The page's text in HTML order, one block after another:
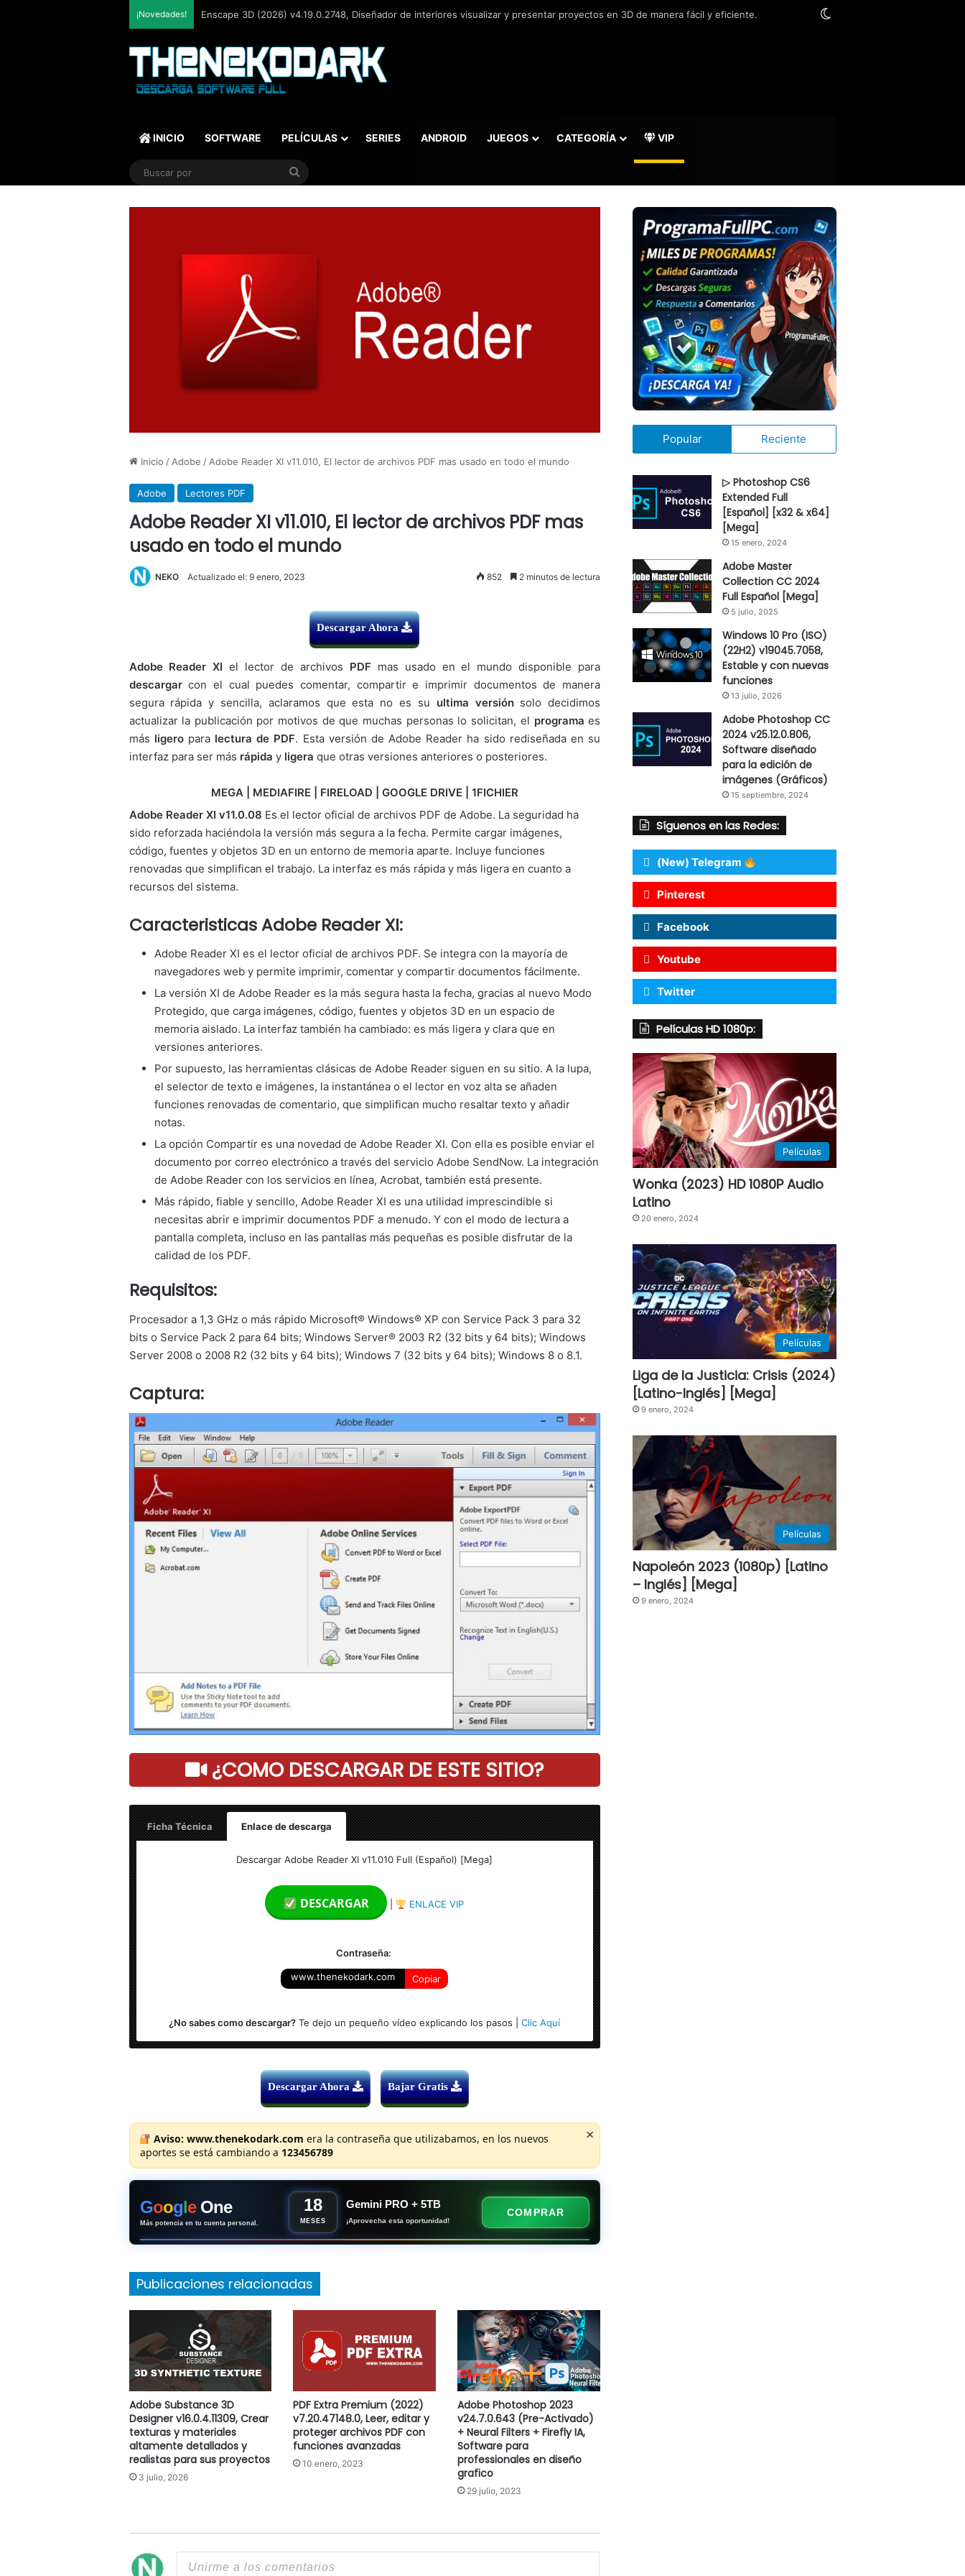
¡Novedades! Enscape 3D (2026) v4.19.0.2748, Diseñador de interiores visualizar y presentar proyectos en 3D de manera fácil y eficiente.
INICIO SOFTWARE PELÍCULAS SERIES ANDROID JUEGOS CATEGORÍA VIP
Buscar
Inicio / Adobe / Adobe Reader XI v11.010, El lector de archivos PDF mas usado en todo el mundo
Adobe Lectores PDF
Adobe Reader XI v11.010, El lector de archivos PDF mas
usado en todo el mundo
NEKO Actualizado el: 9 enero, 2023 852 2 minutos de lectura
Descargar Ahora
Adobe Reader XI el lector de archivos PDF mas usado en el mundo disponible para
descargarcon el cual puedes comentar, compartir e imprimir documentos de manera
segura rápida y sencilla, aclaramos que esta no es su ultima versión solo decidimos
actualizar la publicación por motivos de que muchas personas lo solicitan, el programa es
más ligero paralectura de PDF. Esta versión de Adobe Reader ha sido rediseñada en su
interfaz para ser más rápida y ligera que otras versiones anteriores o posteriores.
MEGA | MEDIAFIRE | FIRELOAD | GOOGLE DRIVE | 1FICHIER
Adobe Reader XI v11.0.08 Es el lector oficial de archivos PDF de Adobe. La seguridad ha
sido reforzada haciéndola la versión más segura a la fecha. Permite cargar imágenes,
código, fuentes y objetos 3D en un entorno de memoria aparte. Incluye funciones
renovadas que simplifican el trabajo. La interfaz es más rápida y más ligera en cuanto a
recursos del sistema.
Caracteristicas Adobe Reader XI:
Adobe Reader XI es el lector oficial de archivos PDF. Se integra con la mayoría de
navegadores web y permite imprimir, comentar y compartir documentos fácilmente.
La versión XI de Adobe Reader es la más segura hasta la fecha, gracias al nuevo Modo
Protegido, que carga imágenes, código, fuentes y objetos 3D en un espacio de
memoria aislado. La interfaz también ha cambiado: es más ligera y clara que en
versiones anteriores.
Por supuesto, las herramientas clásicas de Adobe Reader siguen en su sitio. A la lupa,
el selector de texto e imágenes, la instantánea o el lector en voz alta se añaden
funciones renovadas de comentario, que simplifican mucho resaltar texto y añadir
notas.
La opción Compartir es una novedad de Adobe Reader XI. Con ella es posible enviar el
documento por correo electrónico a través del servicio Adobe SendNow. La integración
de Adobe Reader con los servicios en línea, Acrobat, también está presente.
Más rápido, fiable y sencillo, Adobe Reader XI es una utilidad imprescindible si
necesitas abrir e imprimir documentos PDF a menudo. Y con el modo de lectura a
pantalla completa, incluso en las pantallas más pequeñas es posible disfrutar de la
calidad de los PDF.
Requisitos:
Procesador a 1,3 GHz o más rápido Microsoft® Windows® XP con Service Pack 3 para 32
bits o Service Pack 2 para 64 bits; Windows Server® 2003 R2 (32 bits y 64 bits); Windows
Server 2008 o 2008 R2 (32 bits y 64 bits); Windows 7 (32 bits y 64 bits); Windows 8 o 8.1.
Captura:
¿COMO DESCARGAR DE ESTE SITIO?
Ficha Técnica
Enlace de descarga
Sistema Operativo: Windows (Todas las versiones)
Descargar Adobe Reader XI v11.010 Full (Español) [Mega]
DESCARGAR ENLACE VIP
Contraseña:
www.thenekodark.com Copiar
¿No sabes como descargar? Te dejo un pequeño vídeo explicando los pasos |Clic Aquí
Descargar Ahora Bajar Gratis
Aviso: www.thenekodark.com era la contraseña que utilizabamos, en los nuevos
aportes se está cambiando a 123456789
×
Google One
Más potencia en tu cuenta personal.
18
MESES
Gemini PRO + 5TB
¡Aprovecha esta oportunidad!
COMPRAR
Publicaciones relacionadas
Adobe Substance 3D
Designer v16.0.4.11309, Crear
texturas y materiales
altamente detallados y
realistas para sus proyectos
3 julio, 2026
PDF Extra Premium (2022)
v7.20.47148.0, Leer, editar y
proteger archivos PDF con
funciones avanzadas
10 enero, 2023
Adobe Photoshop 2023
v24.7.0.643 (Pre-Activado)
+ Neural Filters + Firefly IA,
Software para
professionales en diseño
grafico
29 julio, 2023
Popular Reciente
▷ Photoshop CS6
Extended Full
[Español] [x32 & x64]
[Mega]
15 enero, 2024
Adobe Master
Collection CC 2024
Full Español [Mega]
5 julio, 2025
Windows 10 Pro (ISO)
(22H2) v19045.7058,
Estable y con nuevas
funciones
13 julio, 2026
Adobe Photoshop CC
2024 v25.12.0.806,
Software diseñado
para la edición de
imágenes (Gráficos)
15 septiembre, 2024
Síguenos en las Redes:
(New) Telegram
Pinterest
Facebook
Youtube
Twitter
Películas HD 1080p:
Películas
Wonka (2023) HD 1080P Audio
Latino
20 enero, 2024
Películas
Liga de la Justicia: Crisis (2024)
[Latino-Inglés] [Mega]
9 enero, 2024
Películas
Napoleón 2023 (1080p) [Latino
– Inglés] [Mega]
9 enero, 2024